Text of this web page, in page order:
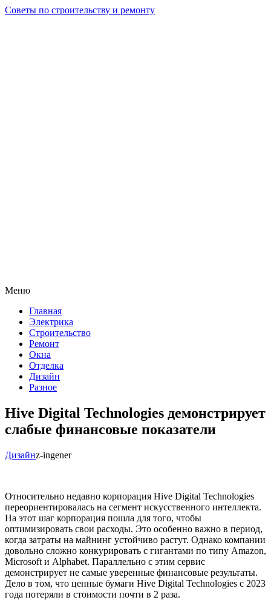
Советы по строительству и ремонту
Меню
Главная
Электрика
Строительство
Ремонт
Окна
Отделка
Дизайн
Разное
Hive Digital Technologies демонстрирует
слабые финансовые показатели
Дизайнz-ingener
Относительно недавно корпорация Hive Digital Technologies
переориентировалась на сегмент искусственного интеллекта.
На этот шаг корпорация пошла для того, чтобы
оптимизировать свои расходы. Это особенно важно в период,
когда затраты на майнинг устойчиво растут. Однако компании
довольно сложно конкурировать с гигантами по типу Amazon,
Microsoft и Alphabet. Параллельно с этим сервис
демонстрирует не самые уверенные финансовые результаты.
Дело в том, что ценные бумаги Hive Digital Technologies с 2023
года потеряли в стоимости почти в 2 раза.